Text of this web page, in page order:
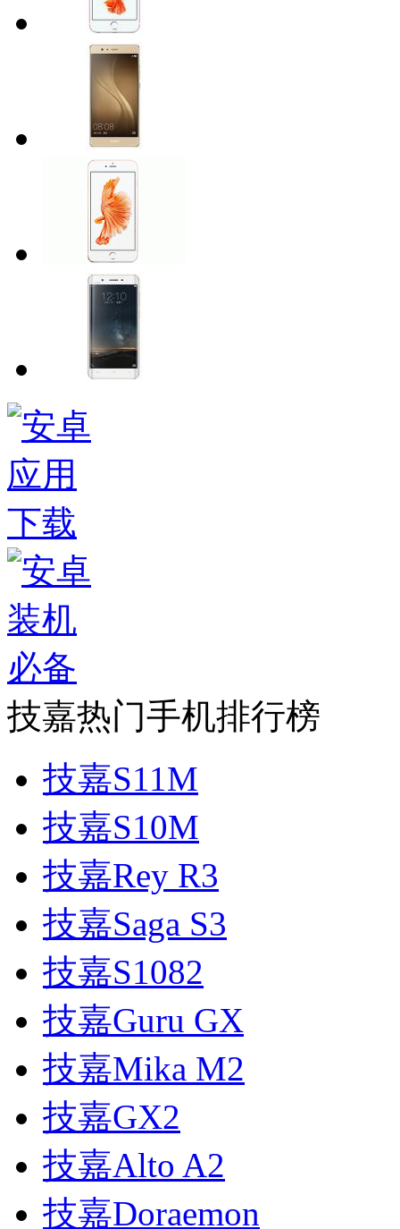
技嘉热门手机排行榜
技嘉S11M
技嘉S10M
技嘉Rey R3
技嘉Saga S3
技嘉S1082
技嘉Guru GX
技嘉Mika M2
技嘉GX2
技嘉Alto A2
技嘉Doraemon